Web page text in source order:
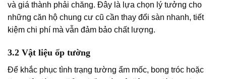
và giá thành phải chăng. Đây là lựa chọn lý tưởng cho
những căn hộ chung cư cũ cần thay đổi sàn nhanh, tiết
kiệm chi phí mà vẫn đảm bảo chất lượng.
3.2 Vật liệu ốp tường
Để khắc phục tình trạng tường ẩm mốc, bong tróc hoặc